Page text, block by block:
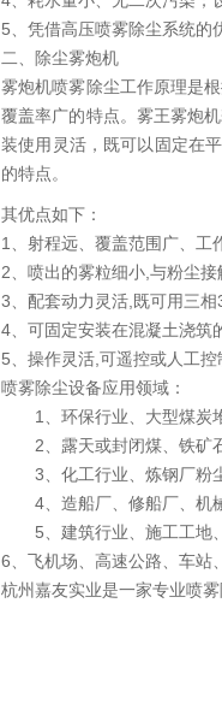
5、凭借高压喷雾除尘系统的
二、除尘雾炮机
雾炮机喷雾除尘工作原理是
覆盖率广的特点。雾王雾炮
装使用灵活，既可以固定在
的特点。
其优点如下：
1、射程远、覆盖范围广、工
2、喷出的雾粒细小,与粉尘
3、配套动力灵活,既可用三
4、可固定安装在混凝土浇筑
5、操作灵活,可遥控或人工
喷雾除尘设备应用领域：
1、环保行业、大型煤炭堆
2、露天或封闭煤、铁矿石
3、化工行业、炼钢厂粉尘
4、造船厂、修船厂、机
5、建筑行业、施工工地
6、飞机场、高速公路、车站
杭州嘉友实业是一家专业喷